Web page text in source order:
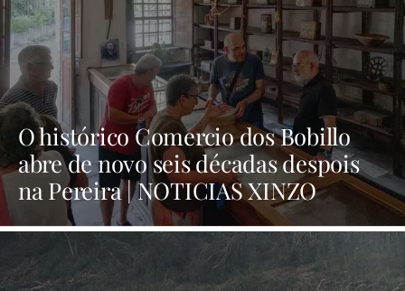
O histórico Comercio dos Bobillo
abre de novo seis décadas despois
na Pereira | NOTICIAS XINZO